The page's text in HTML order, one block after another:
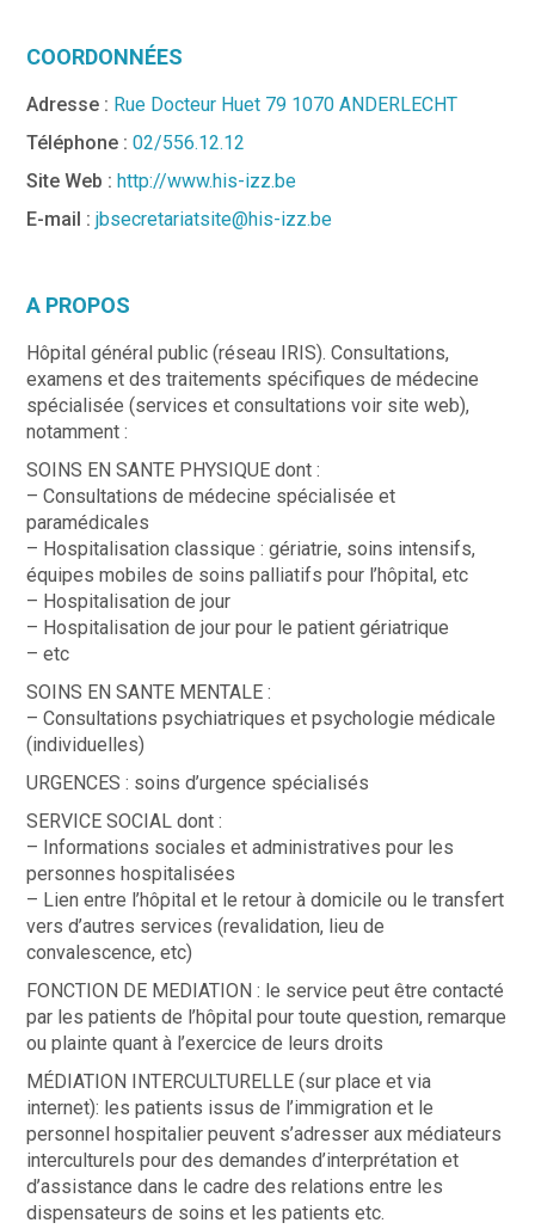
COORDONNÉES
Adresse : Rue Docteur Huet 79 1070 ANDERLECHT
Téléphone :02/556.12.12
Site Web : http://www.his-izz.be
E-mail : jbsecretariatsite@his-izz.be
A PROPOS
Hôpital général public (réseau IRIS). Consultations,
examens et des traitements spécifiques de médecine
spécialisée (services et consultations voir site web),
notamment :
SOINS EN SANTE PHYSIQUE dont :
– Consultations de médecine spécialisée et
paramédicales
– Hospitalisation classique : gériatrie, soins intensifs,
équipes mobiles de soins palliatifs pour l’hôpital, etc
– Hospitalisation de jour
– Hospitalisation de jour pour le patient gériatrique
– etc
SOINS EN SANTE MENTALE :
– Consultations psychiatriques et psychologie médicale
(individuelles)
URGENCES : soins d’urgence spécialisés
SERVICE SOCIAL dont :
– Informations sociales et administratives pour les
personnes hospitalisées
– Lien entre l’hôpital et le retour à domicile ou le transfert
vers d’autres services (revalidation, lieu de
convalescence, etc)
FONCTION DE MEDIATION : le service peut être contacté
par les patients de l’hôpital pour toute question, remarque
ou plainte quant à l’exercice de leurs droits
MÉDIATION INTERCULTURELLE (sur place et via
internet): les patients issus de l’immigration et le
personnel hospitalier peuvent s’adresser aux médiateurs
interculturels pour des demandes d’interprétation et
d’assistance dans le cadre des relations entre les
dispensateurs de soins et les patients etc.